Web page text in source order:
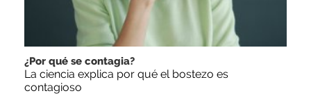
¿Por qué se contagia?
La ciencia explica por qué el bostezo es
contagioso